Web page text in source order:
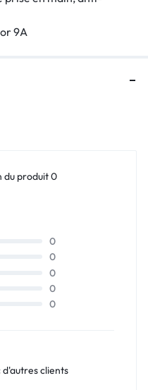
9A
du produit 0
0
0
0
0
0
d'autres clients